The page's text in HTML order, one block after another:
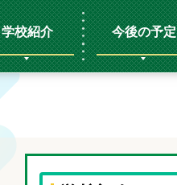
学校紹介 今後の予定